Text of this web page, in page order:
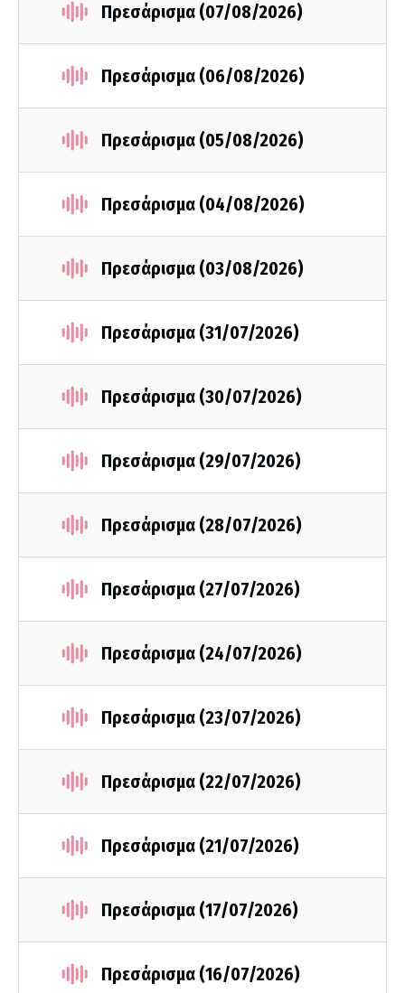
Πρεσάρισμα (07/08/2026)
Πρεσάρισμα (06/08/2026)
Πρεσάρισμα (05/08/2026)
Πρεσάρισμα (04/08/2026)
Πρεσάρισμα (03/08/2026)
Πρεσάρισμα (31/07/2026)
Πρεσάρισμα (30/07/2026)
Πρεσάρισμα (29/07/2026)
Πρεσάρισμα (28/07/2026)
Πρεσάρισμα (27/07/2026)
Πρεσάρισμα (24/07/2026)
Πρεσάρισμα (23/07/2026)
Πρεσάρισμα (22/07/2026)
Πρεσάρισμα (21/07/2026)
Πρεσάρισμα (17/07/2026)
Πρεσάρισμα (16/07/2026)